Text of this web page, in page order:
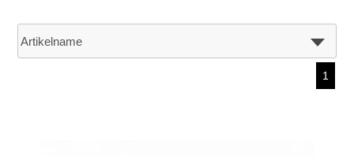
1